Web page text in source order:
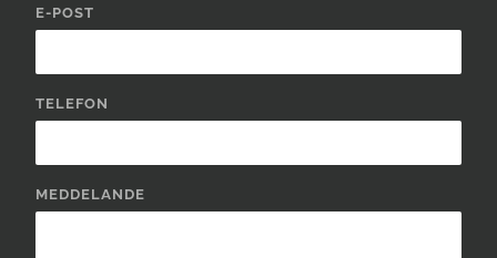
E-POST
TELEFON
MEDDELANDE